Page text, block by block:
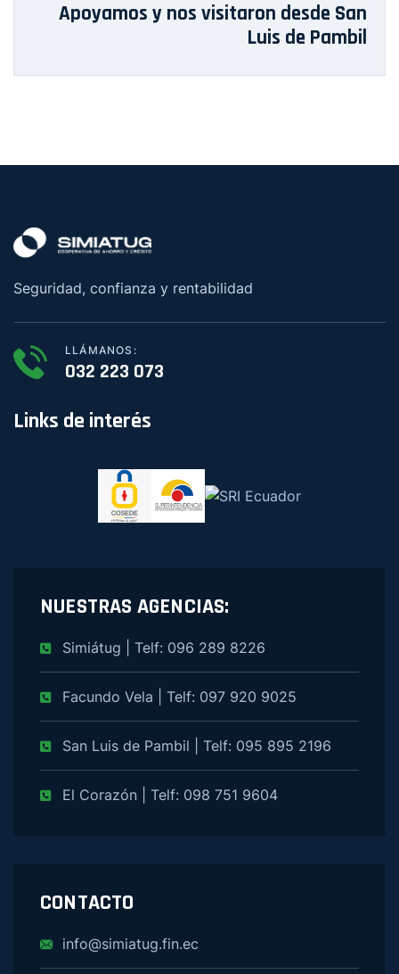
Apoyamos y nos visitaron desde San
Luis de Pambil
Seguridad, confianza y rentabilidad
LLÁMANOS:
032 223 073
Links de interés
NUESTRAS AGENCIAS:
Simiátug | Telf: 096 289 8226
Facundo Vela | Telf: 097 920 9025
San Luis de Pambil | Telf: 095 895 2196
El Corazón | Telf: 098 751 9604
CONTACTO
info@simiatug.fin.ec